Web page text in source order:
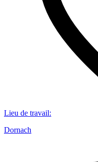
Lieu de travail:
Dornach